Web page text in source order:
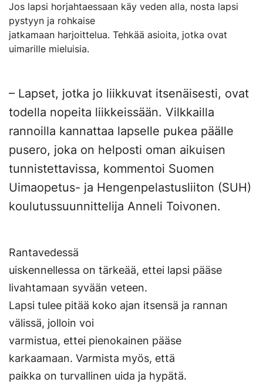
Jos lapsi horjahtaessaan käy veden alla, nosta lapsi
pystyyn ja rohkaise
jatkamaan harjoittelua. Tehkää asioita, jotka ovat
uimarille mieluisia.
– Lapset, jotka jo liikkuvat itsenäisesti, ovat
todella nopeita liikkeissään. Vilkkailla
rannoilla kannattaa lapselle pukea päälle
pusero, joka on helposti oman aikuisen
tunnistettavissa, kommentoi Suomen
Uimaopetus- ja Hengenpelastusliiton (SUH)
koulutussuunnittelija Anneli Toivonen.
Rantavedessä
uiskennellessa on tärkeää, ettei lapsi pääse
livahtamaan syvään veteen.
Lapsi tulee pitää koko ajan itsensä ja rannan
välissä, jolloin voi
varmistua, ettei pienokainen pääse
karkaamaan. Varmista myös, että
paikka on turvallinen uida ja hypätä.